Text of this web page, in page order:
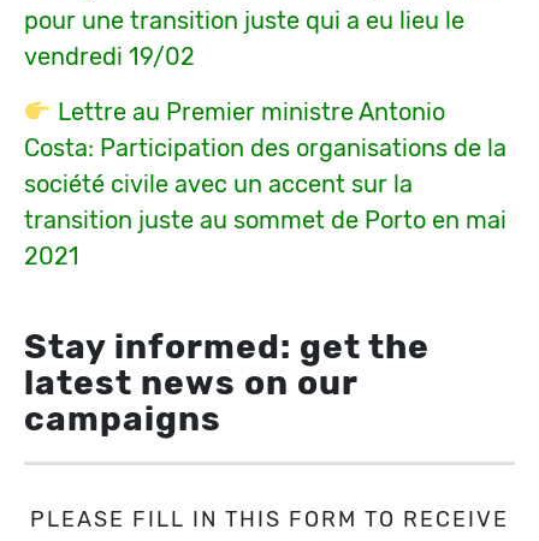
pour une transition juste qui a eu lieu le
vendredi 19/02
Lettre au Premier ministre Antonio
Costa: Participation des organisations de la
société civile avec un accent sur la
transition juste au sommet de Porto en mai
2021
Stay informed: get the
latest news on our
campaigns
PLEASE FILL IN THIS FORM TO RECEIVE